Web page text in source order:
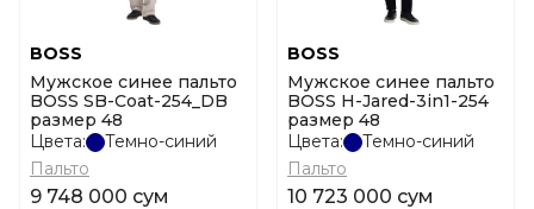
BOSS
Мужское синее пальто
BOSS SB-Coat-254_DB
размер 48
Цвета:
Темно-синий
Пальто
9 748 000 сум
BOSS
Мужское синее пальто
BOSS H-Jared-3in1-254
размер 48
Цвета:
Темно-синий
Пальто
10 723 000 сум